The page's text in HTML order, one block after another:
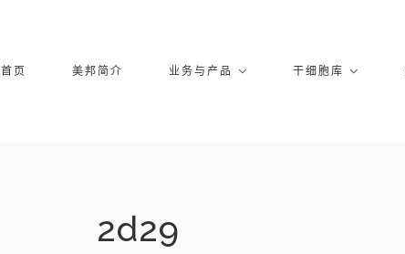
首页 美邦简介 业务与产品 干细胞库
2d29